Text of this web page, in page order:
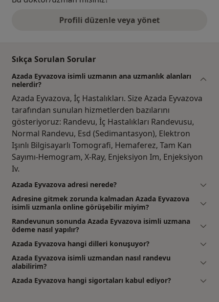
Profili düzenle veya yönet
Sıkça Sorulan Sorular
Azada Eyvazova isimli uzmanın ana uzmanlık alanları
nelerdir?
Azada Eyvazova, İç Hastalıkları. Size Azada Eyvazova
tarafından sunulan hizmetlerden bazılarını
gösteriyoruz: Randevu, İç Hastalıkları Randevusu,
Normal Randevu, Esd (Sedimantasyon), Elektron
Işınlı Bilgisayarlı Tomografi, Hemaferez, Tam Kan
Sayımı-Hemogram, X-Ray, Enjeksiyon Im, Enjeksiyon
Iv.
Azada Eyvazova adresi nerede?
Adresine gitmek zorunda kalmadan Azada Eyvazova
isimli uzmanla online görüşebilir miyim?
Randevunun sonunda Azada Eyvazova isimli uzmana
ödeme nasıl yapılır?
Azada Eyvazova hangi dilleri konuşuyor?
Azada Eyvazova isimli uzmandan nasıl randevu
alabilirim?
Azada Eyvazova hangi sigortaları kabul ediyor?